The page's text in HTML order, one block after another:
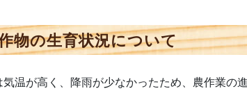
物の生育状況について
温が高く、降雨が少なかったため、農作業の